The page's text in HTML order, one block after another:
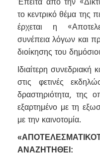
το κεντρικό θέμα της
έρχεται η
συνέπεια λόγων και
διοίκησης του
Ιδιαίτερη συνεδριακή
στις φετινές
δραστηριότητα, της
εξαρτημένο με τη
με την καινοτομία.
ΑΝΑΖΗΤΗΘΕΙ: